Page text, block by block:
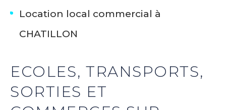
Location local commercial à
CHATILLON
ECOLES, TRANSPORTS,
SORTIES ET